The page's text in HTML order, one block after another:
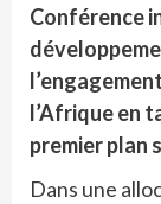
Conférence
l’Afrique en
premier plan
Dans une